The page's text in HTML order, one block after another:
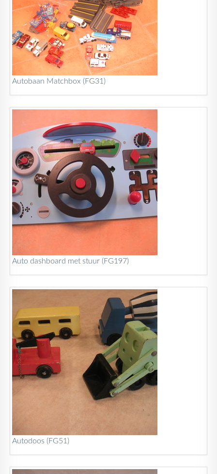
Autobaan Matchbox (FG31)
Auto dashboard met stuur (FG197)
Autodoos (FG51)